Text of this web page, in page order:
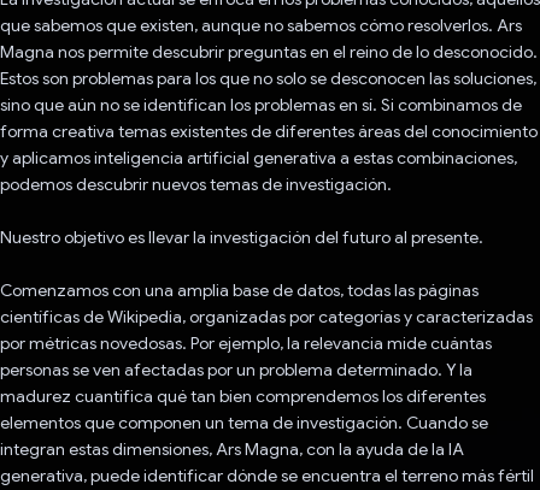
que sabemos que existen, aunque no sabemos cómo resolverlos. Ars
Magna nos permite descubrir preguntas en el reino de lo desconocido.
Estos son problemas para los que no solo se desconocen las soluciones,
sino que aún no se identifican los problemas en sí. Si combinamos de
forma creativa temas existentes de diferentes áreas del conocimiento
y aplicamos inteligencia artificial generativa a estas combinaciones,
podemos descubrir nuevos temas de investigación.
Nuestro objetivo es llevar la investigación del futuro al presente.
Comenzamos con una amplia base de datos, todas las páginas
científicas de Wikipedia, organizadas por categorías y caracterizadas
por métricas novedosas. Por ejemplo, la relevancia mide cuántas
personas se ven afectadas por un problema determinado. Y la
madurez cuantifica qué tan bien comprendemos los diferentes
elementos que componen un tema de investigación. Cuando se
integran estas dimensiones, Ars Magna, con la ayuda de la IA
generativa, puede identificar dónde se encuentra el terreno más fértil